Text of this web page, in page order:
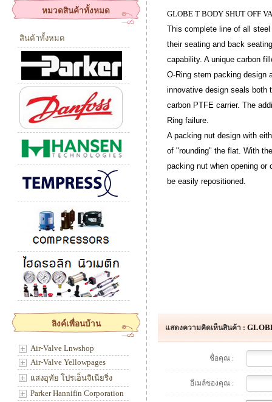
หมวดสินค้าทั้งหมด
สินค้าทั้งหมด
ลิงค์เพื่อนบ้าน
Air-Valve Lnwshop
Air-Valve Yellowpages
แสงอุทัย โปรเอ็นจิเนียริ่ง
Parker Hannifin Corporation
GLOBE T BODY SHUT OFF
This complete line of all steel
their seating and back
capability. A unique carbon
O-Ring stem packing design
innovative design seals both
carbon PTFE carrier. The
Ring failure.
A packing nut design with
of "rounding" the flat. With
packing nut when opening
be easily repositioned.
แสดงความคิดเห็นสินค้า :
ชื่อคุณ :
อีเมล์ของคุณ :